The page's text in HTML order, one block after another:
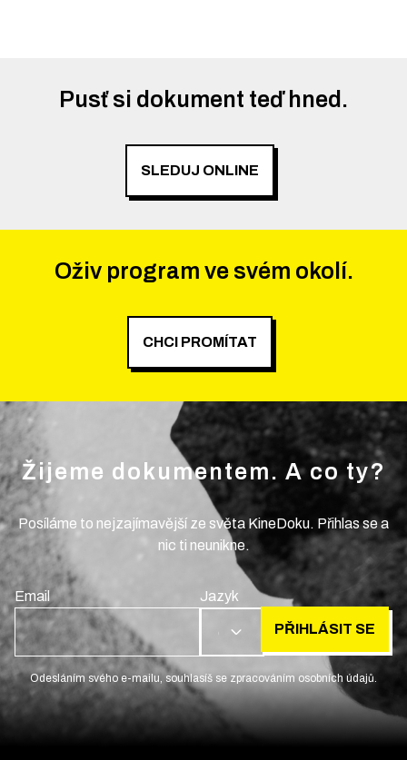
Pusť si dokument teď hned.
SLEDUJ ONLINE
Oživ program ve svém okolí.
CHCI PROMÍTAT
Žijeme dokumentem. A co ty?
Posíláme to nejzajímavější ze světa KineDoku. Přihlas se a
nic ti neunikne.
Email Jazyk
CS PŘIHLÁSIT SE
Odesláním svého e-mailu, souhlasíš se zpracováním osobních údajů.